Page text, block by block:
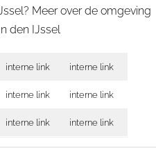
Meer over de omgeving
den IJssel
interne link interne link
interne link interne link
interne link interne link